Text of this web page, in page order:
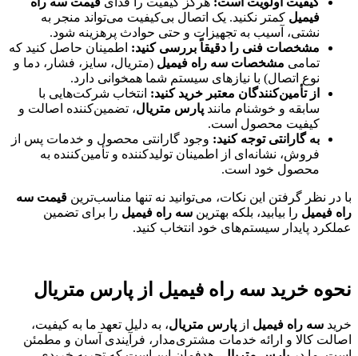
فیمیل کمتر نکنید. یک اتصال بی‌کیفیت می‌تواند منجر به
نشتی، آسیب به تجهیزات و حتی حوادث پرهزینه شود.
مشخصات فنی را دقیقاً بررسی کنید: اطمینان حاصل کنید که
تمامی مشخصات سه راه فیمیل (متریال، سایز، فشار، دما و
نوع اتصال) با نیازهای سیستم شما همخوانی دارد.
از تأمین‌کنندگان معتبر خرید کنید: انتخاب شرکت‌هایی با
سابقه و خوشنام مانند پارس متریال، تضمین‌کننده اصالت و
کیفیت محصول است.
به گارانتی توجه کنید: وجود گارانتی محصول و خدمات پس از
فروش، نشانه‌ای از اطمینان تولیدکننده و تأمین‌کننده به
محصول خود است.
با در نظر گرفتن این نکات، می‌توانید نه تنها مناسب‌ترین قیمت سه
راه فیمیل را بیابید، بلکه بهترین سه راه فیمیل را برای تضمین
عملکرد پایدار سیستم‌های خود انتخاب کنید.
نحوه خرید سه راه فیمیل از پارس متریال
خرید سه راه فیمیل از پارس متریال، به دلیل تعهد ما به کیفیت،
اصالت کالا و ارائه خدمات مشتری‌مدار، فرآیندی آسان و مطمئن